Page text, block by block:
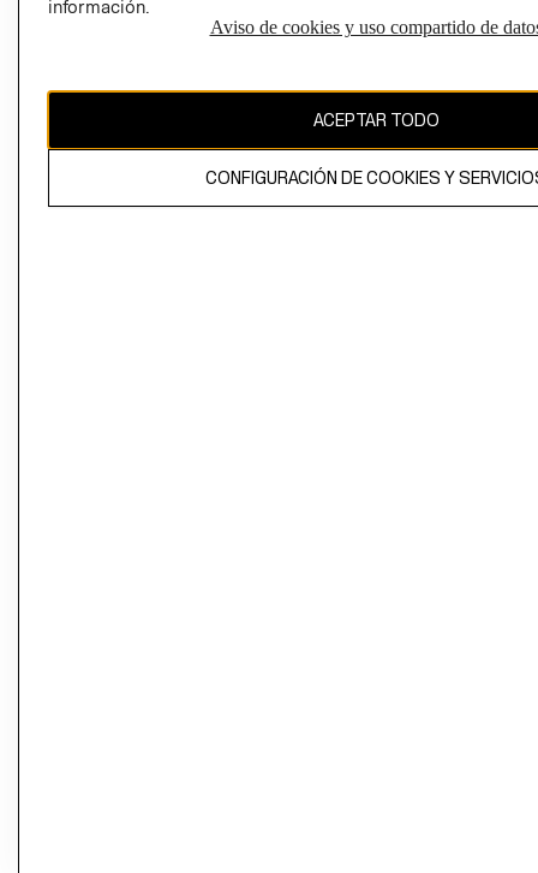
CAMBIAR REGIÓN
El contenido de esta página web está protegido por copyright y es
propiedad de H&M Hennes & Mauritz AB
información.
Aviso de cookies y uso compartido de
ACEPTAR TODO
CONFIGURACIÓN DE COOKIES Y